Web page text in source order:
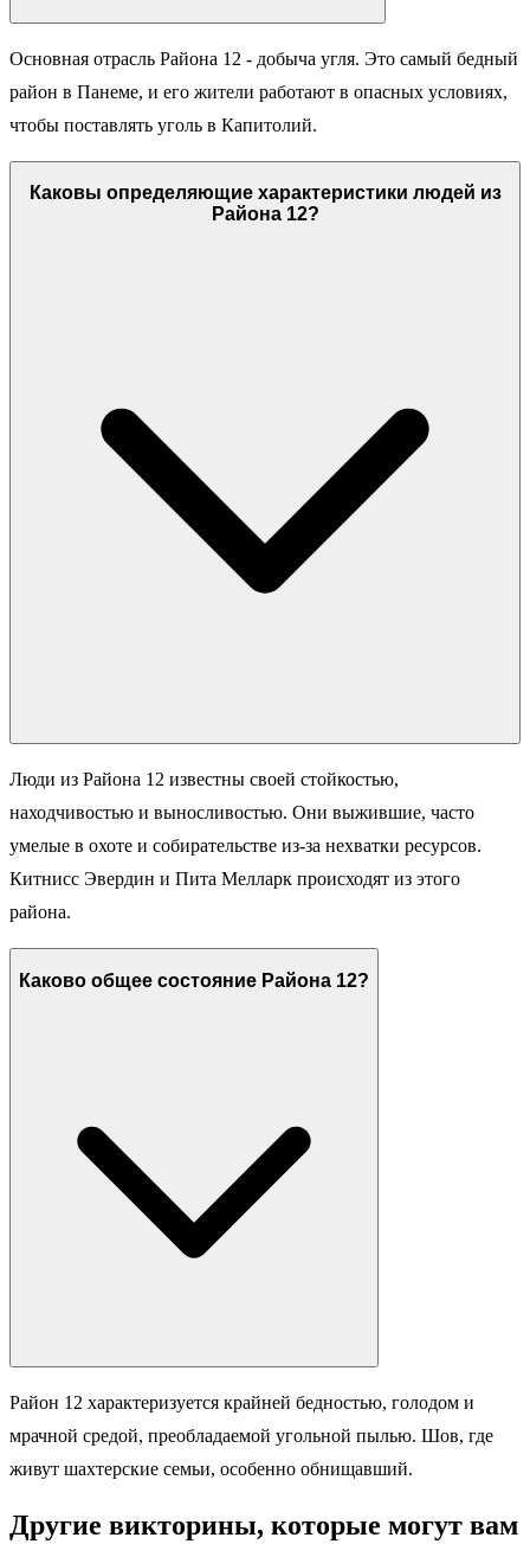
Основная отрасль Района 12 - добыча угля. Это самый бедный
район в Панеме, и его жители работают в опасных условиях,
чтобы поставлять уголь в Капитолий.
Каковы определяющие характеристики людей из
Района 12?
Люди из Района 12 известны своей стойкостью,
находчивостью и выносливостью. Они выжившие, часто
умелые в охоте и собирательстве из-за нехватки ресурсов.
Китнисс Эвердин и Пита Мелларк происходят из этого
района.
Каково общее состояние Района 12?
Район 12 характеризуется крайней бедностью, голодом и
мрачной средой, преобладаемой угольной пылью. Шов, где
живут шахтерские семьи, особенно обнищавший.
Другие викторины, которые могут вам